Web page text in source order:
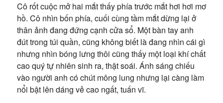
Cô rốt cuộc mở hai mắt thấy phía trước mắt hơi hơi mơ
hồ. Cô nhìn bốn phía, cuối cùng tầm mắt dừng lại ở
thân ảnh đang đứng cạnh cửa sổ. Một bàn tay anh
đút trong túi quần, cũng không biết là đang nhìn cái gì
nhưng nhìn bóng lưng thôi cũng thấy một loại khí chất
cao quý tự nhiên sinh ra, thật soái. Ánh sáng chiếu
vào người anh có chút mông lung nhưng lại càng làm
nổi bật lên dáng vẻ cao ngất, tuấn vĩ.